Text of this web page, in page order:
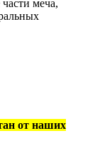
меча,
от наших